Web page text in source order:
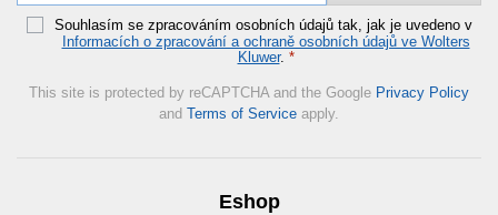
Souhlasím se zpracováním osobních údajů tak, jak je uvedeno v
Informacích o zpracování a ochraně osobních údajů ve Wolters
Kluwer. *
This site is protected by reCAPTCHA and the Google Privacy Policy
and Terms of Service apply.
Eshop